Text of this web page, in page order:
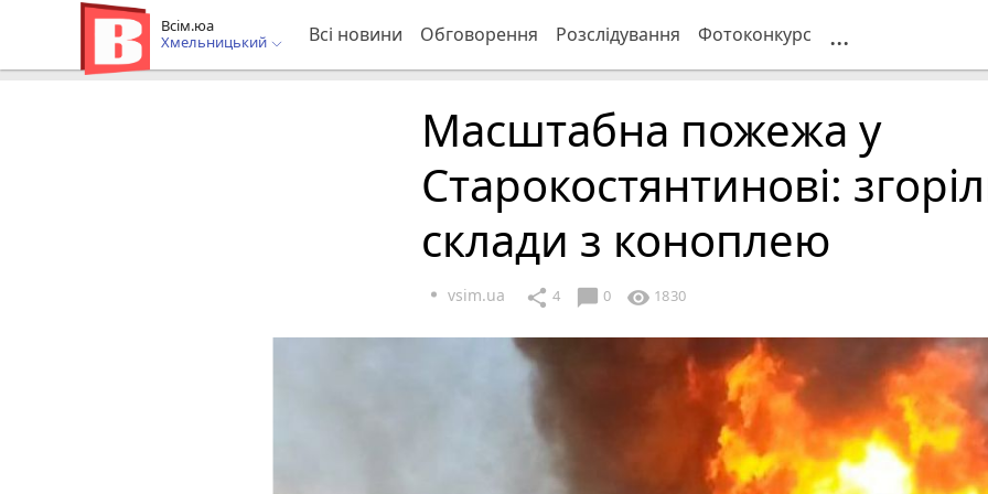
Всім.юа
Хмельницький
Всі новини Обговорення Розслідування Фотоконкурс ...
Масштабна пожежа у
Старокостянтинові:
склади з коноплею
vsim.ua share 4 chat_bubble 0 visibility 1830